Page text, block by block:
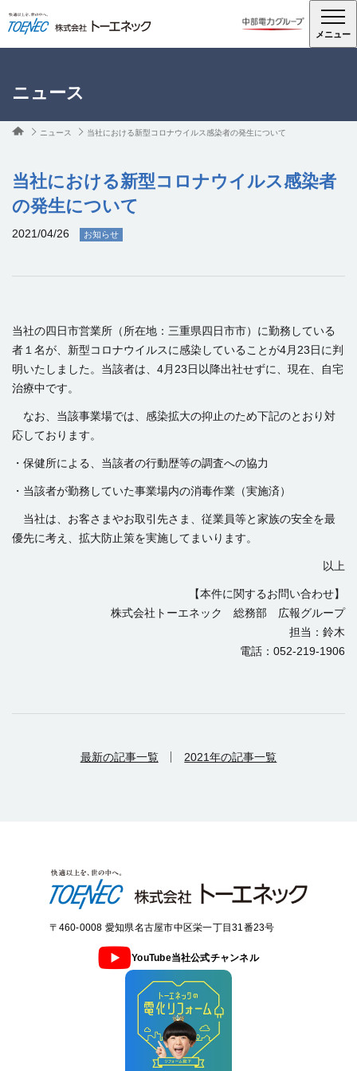
メニュー
ニュース
ニュース 当社における新型コロナウイルス感染者の発生について
当社における新型コロナウイルス感染者
の発生について
2021/04/26 お知らせ
当社の四日市営業所（所在地：三重県四日市市）に勤務している
者１名が、新型コロナウイルスに感染していることが4月 23日に判
明いたしました。当該者は、 4月 23日以降出社せずに、現在、自宅
治療中です。
なお、当該事業場では、感染拡大の抑止のため下記のとおり対
応しております。
・保健所による、当該者の行動歴等の調査への協力
・当該者が勤務していた事業場内の消毒作業（実施済）
当社は、お客さまやお取引先さま、従業員等と家族の安全を最
優先に考え、拡大防止策を実施してまいります。
以上
【本件に関するお問い合わせ】
株式会社トーエネック 総務部 広報グループ
担当：鈴木
電話：052-219-1906
最新の記事一覧 2021年の記事一覧
〒460-0008 愛知県名古屋市中区栄一丁目31番23号
YouTube当社公式チャンネル